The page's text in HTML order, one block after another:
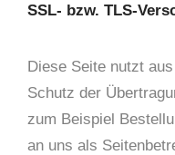
SSL- bzw. TLS-
Diese Seite nutzt
Schutz der
zum Beispiel
an uns als